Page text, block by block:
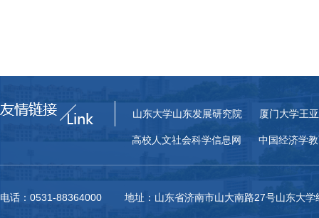
山东大学山东发展研究院 厦门大学王
高校人文社会科学信息网 中国经济学
电话：0531-88364000 地址：山东省济南市山大南路27号山东大学